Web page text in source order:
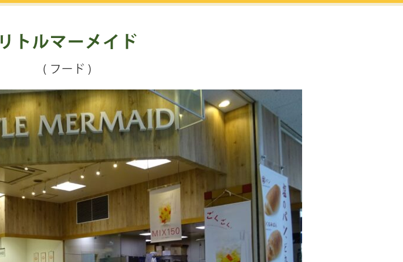
リトルマーメイド
( フード )